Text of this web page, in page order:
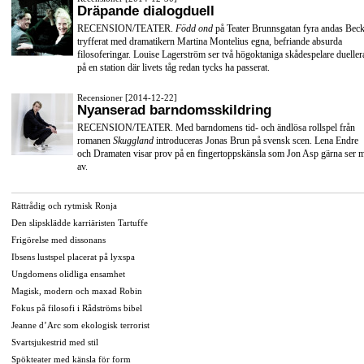
Dräpande dialogduell
RECENSION/TEATER. Född ond på Teater Brunnsgatan fyra andas
tryfferat med dramatikern Martina Montelius egna, befriande absurda
filosoferingar. Louise Lagerström ser två högoktaniga skådespelare
på en station där livets tåg redan tycks ha passerat.
Recensioner [2014-12-22]
Nyanserad barndomsskildring
RECENSION/TEATER. Med barndomens tid- och ändlösa rollspel från
romanen Skuggland introduceras Jonas Brun på svensk scen. Lena Endre
och Dramaten visar prov på en fingertoppskänsla som Jon Asp gärna ser
av.
Rättrådig och rytmisk Ronja
Den slipsklädde karriäristen Tartuffe
Frigörelse med dissonans
Ibsens lustspel placerat på lyxspa
Ungdomens olidliga ensamhet
Magisk, modern och maxad Robin
Fokus på filosofi i Rådströms bibel
Jeanne d’Arc som ekologisk terrorist
Svartsjukestrid med stil
Spökteater med känsla för form